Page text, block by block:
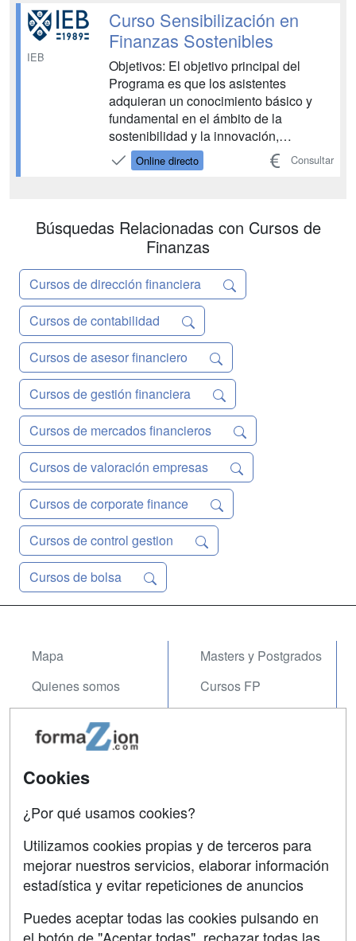
importantes para ejercer su labor,
integrando una nueva perspectiva ESG
en lo...
IEB
Curso Sensibilización en
Finanzas Sostenibles
Objetivos: El objetivo principal del
Programa es que los asistentes
adquieran un conocimiento básico y
fundamental en el ámbito de la
sostenibilidad y la innovación,
mediante una visión holística de las
necesidades, riesgos y oportunidades
puedan tomar decisiones estratégicas
para su...
Online directo Consultar
Búsquedas Relacionadas con Cursos de
Finanzas
Cursos de dirección financiera
Cursos de contabilidad
Cursos de asesor financiero
Cursos de gestión financiera
Cursos de mercados financieros
Cursos de valoración empresas
Cursos de corporate finance
Cursos de control gestion
Cursos de bolsa
Mapa
Quienes somos
Acceso Usuarios
Acceso Centros
Masters y Postgrados
Cursos FP
Contactar
Confidencialidad
Copyleft
SÍGUENOS EN:
Cookies
¿Por qué usamos cookies?
Utilizamos cookies propias y de terceros para
mejorar nuestros servicios, elaborar información
estadística y evitar repeticiones de anuncios
Puedes aceptar todas las cookies pulsando en